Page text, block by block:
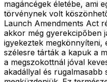
magáncégek életébe, ami
törvénynek volt
Launch Amendments Act
akkor még gyerekcipőben
igyekeztek megkönnyíteni,
szélesre tárták a kapuk a
a megszokottnál jóval
akadállyal és rugalmasabb